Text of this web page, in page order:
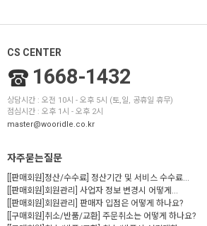
CS CENTER
1668-1432
상담시간 : 오전 10시 - 오후 5시 (토,일, 공휴일 휴무)
점심시간 : 오후 1시 - 오후 2시
master@wooridle.co.kr
자주묻는질문
[[판매회원]정산/수수료] 정산기간 및 서비스 수수료...
[[판매회원]회원관리] 사업자 정보 변경시 어떻게...
[[판매회원]회원관리] 판매자 입점은 어떻게 하나요?
[[구매회원]취소/반품/교환] 주문취소는 어떻게 하나요?